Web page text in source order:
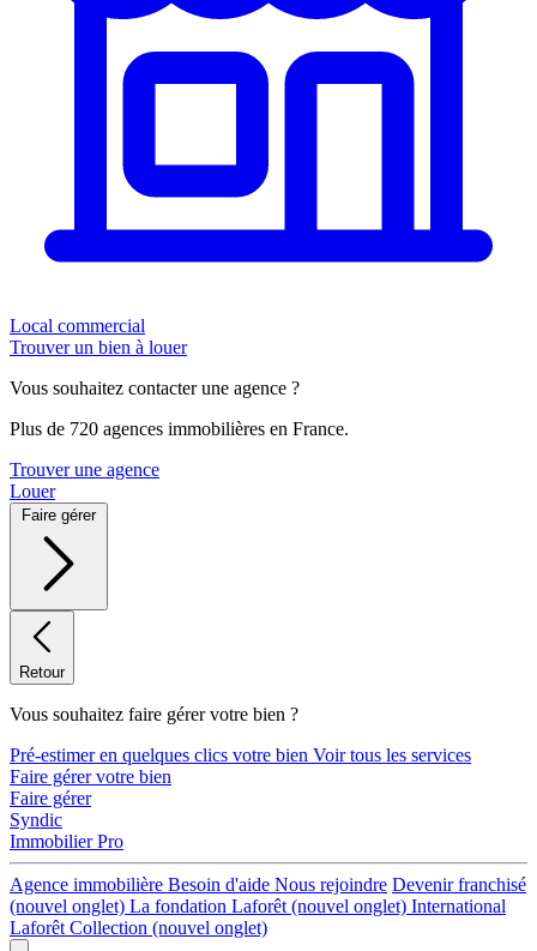
Local commercial
Trouver un bien à louer
Vous souhaitez contacter une agence ?
Plus de 720 agences immobilières en France.
Trouver une agence
Louer
Faire gérer
Retour
Vous souhaitez faire gérer votre bien ?
Pré-estimer en quelques clics votre bien Voir tous les services
Faire gérer votre bien
Faire gérer
Syndic
Immobilier Pro
Agence immobilière Besoin d'aide Nous rejoindre Devenir franchisé
(nouvel onglet) La fondation Laforêt (nouvel onglet) International
Laforêt Collection (nouvel onglet)